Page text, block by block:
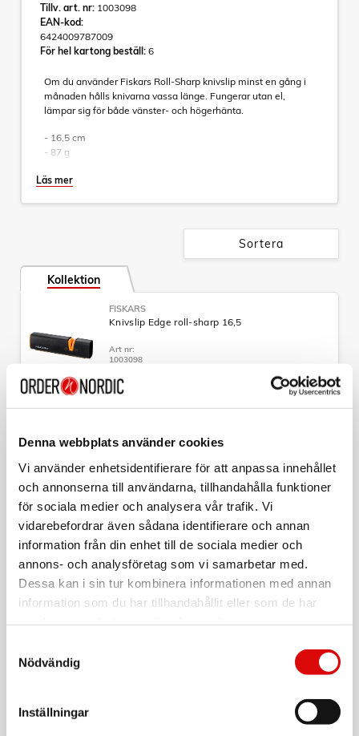
Denna webbplats använder cookies
Vi använder enhetsidentifierare för att anpassa innehållet
och annonserna till användarna, tillhandahålla funktioner
för sociala medier och analysera vår trafik. Vi
vidarebefordrar även sådana identifierare och annan
information från din enhet till de sociala medier och
annons- och analysföretag som vi samarbetar med.
Dessa kan i sin tur kombinera informationen med annan
information som du har tillhandahållit eller som de har
Nödvändig
Inställningar
Tillv. art. nr: 1003098
EAN-kod:
6424009787009
För hel kartong beställ: 6
Om du använder Fiskars Roll-Sharp knivslip minst en gång i
månaden hålls knivarna vassa länge. Fungerar utan el,
lämpar sig för både vänster- och högerhänta.
- 16,5 cm
- 87 g
Läs mer
Sortera
Kollektion
FISKARS
Knivslip Edge roll-sharp 16,5
Art nr:
1003098
1003098
Rek: 299,00 kr
Tomatkniv 13cm Edge
Art nr:
1003092
Tillv. art. nr:
Kockkniv 15cm Edge
Art nr:
1003095
Tillv. art. nr:
Rek: 259,00 kr